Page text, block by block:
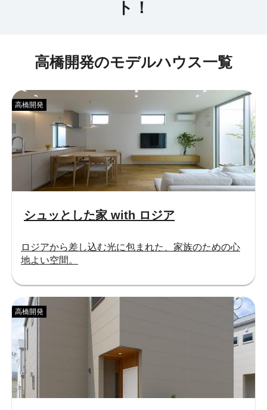
高橋開発のモデルハウス一覧
シュッとした家 with ロジア
高橋開発
ロジアから差し込む光に包まれた、家族のための心
地よい空間。
高橋開発